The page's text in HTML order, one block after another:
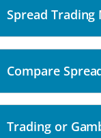
Spread Trading
Compare
Trading or